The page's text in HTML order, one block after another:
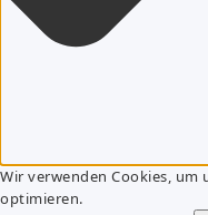
Wir verwenden Cookies, um
optimieren.